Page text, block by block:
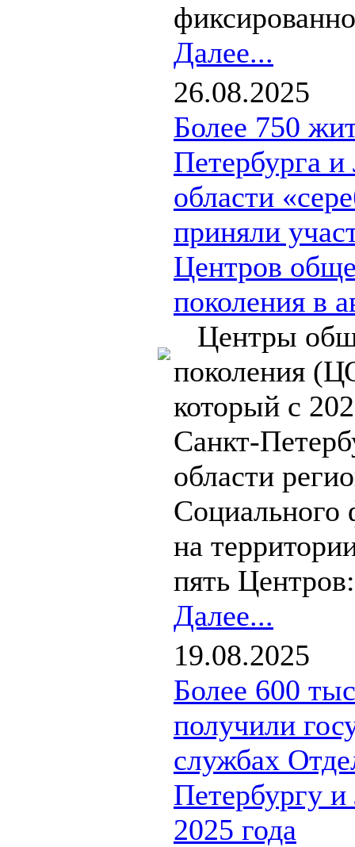
Далее...
26.08.2025
Более 750
Петербурга
области
приняли
Центров
поколения в
Центры
поколения
который с
Санкт-
области
Социального
на
пять
Далее...
19.08.2025
Более 600
получили
службах
Петербургу и
2025 года